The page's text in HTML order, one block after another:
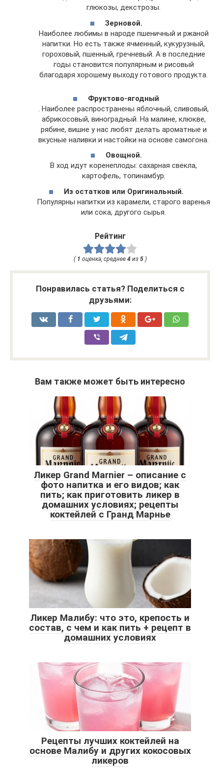
глюкозы, декстрозы.
Зерновой.
Наиболее любимы в народе пшеничный и ржаной
напитки. Но есть также ячменный, кукурузный,
гороховый, пшенный, гречневый. А в последние
годы становится популярным и рисовый
благодаря хорошему выходу готового продукта.
Фруктово-ягодный
. Наиболее распространены яблочный, сливовый,
абрикосовый, виноградный. На малине, клюкве,
рябине, вишне у нас любят делать ароматные и
вкусные наливки и настойки на основе самогона.
Овощной.
В ход идут коренеплоды: сахарная свекла,
картофель, топинамбур.
Из остатков или Оригинальный.
Популярны напитки из карамели, старого варенья
или сока, другого сырья.
Рейтинг
( 1 оценка, среднее 4из 5)
Понравилась статья? Поделиться с
друзьями:
Вам также может быть интересно
Ликер Grand Marnier – описание с
фото напитка и его видов; как
пить; как приготовить ликер в
домашних условиях; рецепты
коктейлей с Гранд Марнье
Ликер Малибу: что это, крепость и
состав, с чем и как пить + рецепт в
домашних условиях
Рецепты лучших коктейлей на
основе Малибу и других кокосовых
ликеров